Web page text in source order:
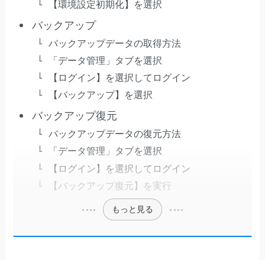
【環境設定初期化】を選択
バックアップ
バックアップデータの取得方法
「データ管理」タブを選択
【ログイン】を選択してログイン
【バックアップ】を選択
バックアップ復元
バックアップデータの復元方法
「データ管理」タブを選択
【ログイン】を選択してログイン
【バックアップ復元】を実行
もっと見る